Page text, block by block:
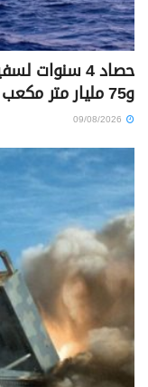
و75 مليار متر مكعب غاز